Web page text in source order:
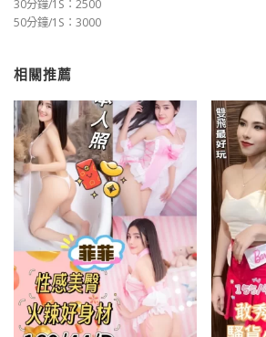
30分鐘/1S：2500
50分鐘/1S：3000
相關推薦